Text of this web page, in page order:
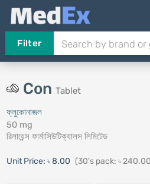
Filter
Con Tablet
ফ্লুকোনাজল
50 mg
রিলায়েন্স ফার্মাসিউটিক্যালস লিমিটেড
Unit Price: ৳ 8.00 (30's pack: ৳